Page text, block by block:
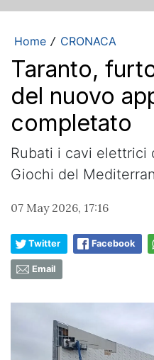
Home / CRONACA
Taranto,
del nuovo
completato
Rubati i cavi elettrici
Giochi del
07 May 2026, 17:16
Twitter Facebook
Email